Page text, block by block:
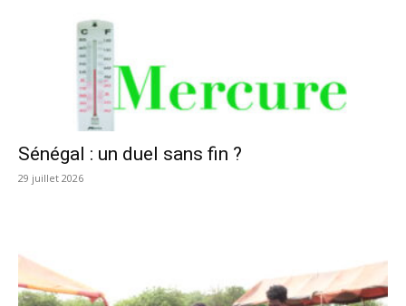
Sénégal : un duel sans fin ?
29 juillet 2026